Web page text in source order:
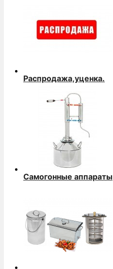
Распродажа,уценка.
Самогонные аппараты